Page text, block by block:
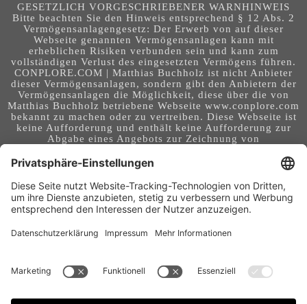
GESETZLICH VORGESCHRIEBENER WARNHINWEIS
Bitte beachten Sie den Hinweis entsprechend § 12 Abs. 2
Vermögensanlagengesetz: Der Erwerb von auf dieser
Webseite genannten Vermögensanlagen kann mit
erheblichen Risiken verbunden sein und kann zum
vollständigen Verlust des eingesetzten Vermögens führen.
CONPLORE.COM | Matthias Buchholz ist nicht Anbieter
dieser Vermögensanlagen, sondern gibt den Anbietern der
Vermögensanlagen die Möglichkeit, diese über die von
Matthias Buchholz betriebene Webseite www.conplore.com
bekannt zu machen oder zu vertreiben. Diese Webseite ist
keine Aufforderung und enthält keine Aufforderung zur
Abgabe eines Angebots zur Zeichnung von
über Vermögensanlagen. Die Webseite richtet sich an ein
internationales Publikum. Sie stellt keine Beratung,
Anlageberatung, Rechtsberatung, Steuerberatung,
Kaufaufforderung oder sonstige Empfehlung dar - es
handelt sich um Werbung. Ob die in auf dieser Webseite
genannten Informationen, Anlagemöglichkeiten,
Instrumente in Ihrem Land rechtskonform (nutzbar) sind
eigenständigen Prüfung. Geldanlagen und Investitionen
können mit Risiken bis hin zum Totalausfall verbunden